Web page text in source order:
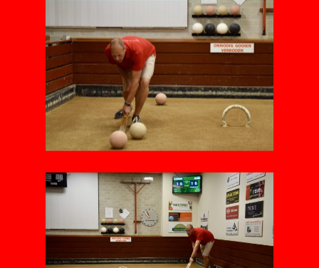
Home
Nieuws